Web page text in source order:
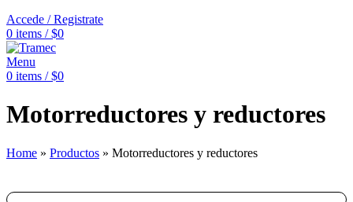
Accede / Registrate
0 items / $0
Menu
0 items / $0
Motorreductores y reductores
Home » Productos » Motorreductores y reductores